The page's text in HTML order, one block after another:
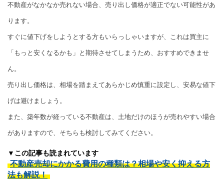
不動産がなかなか売れない場合、売り出し価格が適正でない可能性があ
ります。
すぐに値下げをしようとする方もいらっしゃいますが、これは買主に
「もっと安くなるかも」と期待させてしまうため、おすすめできませ
ん。
売り出し価格は、相場を踏まえてあらかじめ慎重に設定し、安易な値下
げは避けましょう。
また、築年数が経っている不動産は、土地だけのほうが売れやすい場合
がありますので、そちらも検討してみてください。
▼この記事も読まれています
不動産売却にかかる費用の種類は？相場や安く抑える方
法も解説！